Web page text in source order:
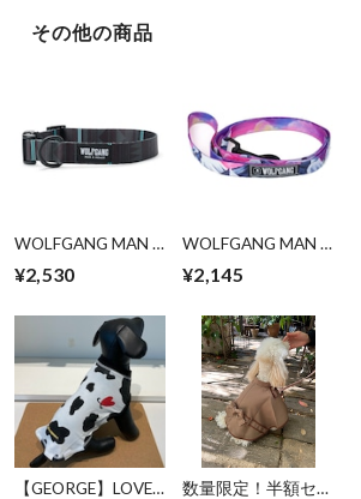
その他の商品
WOLFGANG MAN &
COLLAR ( M size )
¥2,530
WOLFGANG MAN &
MountainHome
¥2,145
【GEORGE】LOVE
数量限定！半額セー